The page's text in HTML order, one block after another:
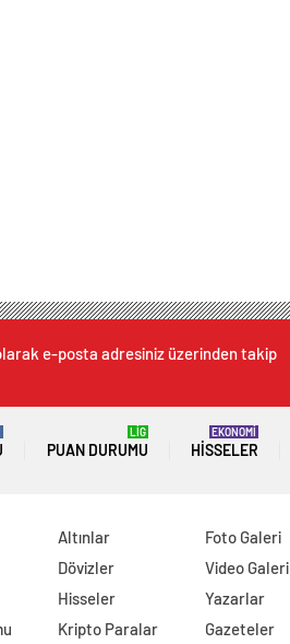
e-posta adresiniz üzerinden takip
PUAN DURUMU
LİG
HISSELER
EKONOMİ
Altınlar
Dövizler
Hisseler
Kripto Paralar
Foto Galeri
Video Galeri
Yazarlar
Gazeteler